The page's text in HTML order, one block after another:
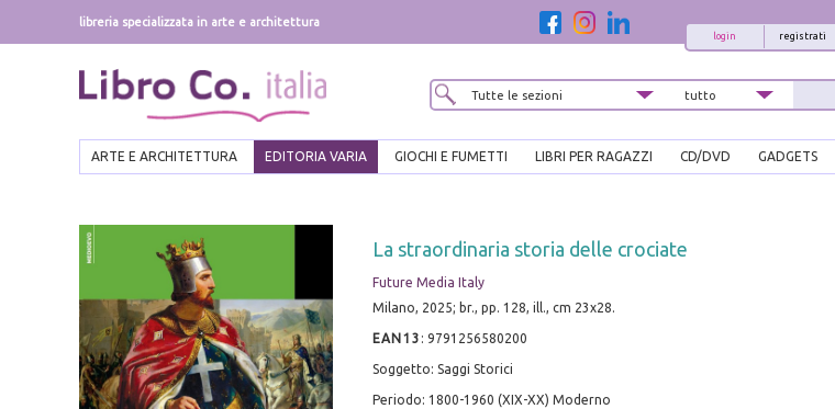
libreria specializzata in arte e architettura
registrati
login
ARTE E ARCHITETTURA EDITORIA VARIA GIOCHI E FUMETTI LIBRI PER RAGAZZI CD/DVD GADGETS
La straordinaria storia delle crociate
Future Media Italy
Milano, 2025; br., pp. 128, ill., cm 23x28.
EAN13 : 9791256580200
Soggetto: Saggi Storici
Periodo: 1800-1960 (XIX-XX) Moderno